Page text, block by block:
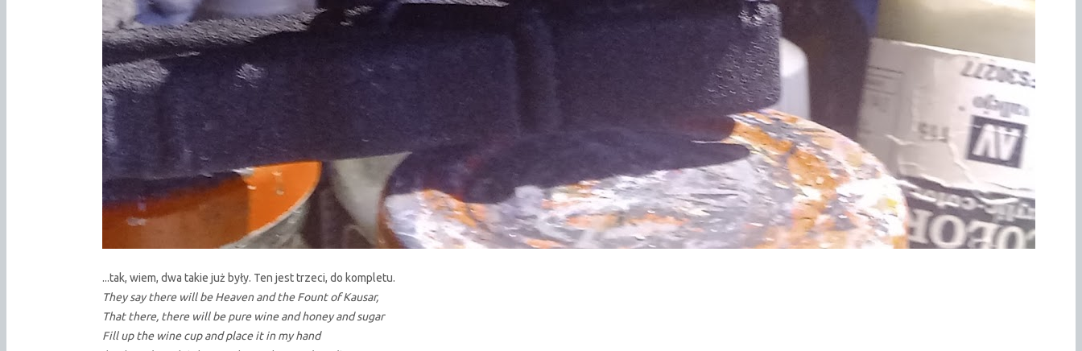
...tak, wiem, dwa takie już były. Ten jest trzeci, do kompletu.
They say there will be Heaven and the Fount of Kausar,
That there, there will be pure wine and honey and sugar
Fill up the wine cup and place it in my hand